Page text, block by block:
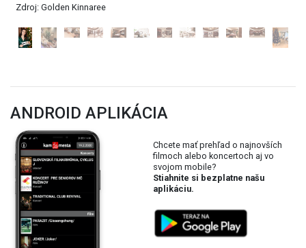
ANDROID APLIKÁCIA
Chcete mať prehľad o najnovších
filmoch alebo koncertoch aj vo
svojom mobile?
Stiahnite si bezplatne našu
aplikáciu.